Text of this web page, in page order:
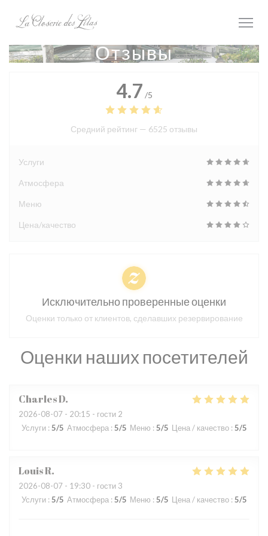
Отзывы
Оценки наших посетителей
CharlesD
2026-08-07 - 20:15 - гости 2
Услуги : 5/5 Атмосфера : 5/5 Меню : 5/5 Цена / качество : 5/5
LouisR
2026-08-07 - 19:30 - гости 3
Услуги : 5/5 Атмосфера : 5/5 Меню : 5/5 Цена / качество : 5/5
4.7 /5
Средний рейтинг — 6525 отзывы
Услуги
Атмосфера
Меню
Цена/качество
Исключительно проверенные оценки
Оценки только от клиентов, сделавших резервирование